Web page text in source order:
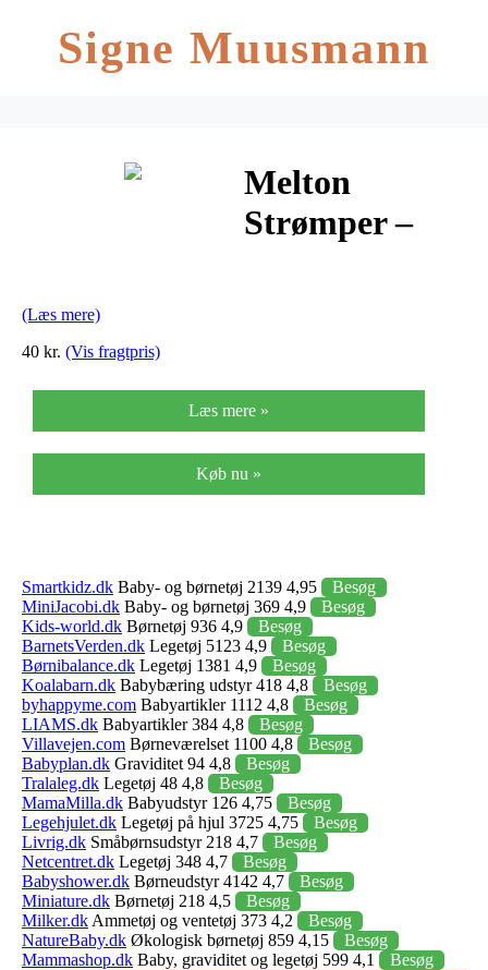
Signe Muusmann
Melton
Strømper –
(Læs mere)
40 kr. (Vis fragtpris)
Læs mere »
Køb nu »
Smartkidz.dk Baby- og børnetøj 2139 4,95
Besøg
MiniJacobi.dk Baby- og børnetøj 369 4,9
Besøg
Kids-world.dk Børnetøj 936 4,9
Besøg
BarnetsVerden.dk Legetøj 5123 4,9
Besøg
Børnibalance.dk Legetøj 1381 4,9
Besøg
Koalabarn.dk Babybæring udstyr 418 4,8
Besøg
byhappyme.com Babyartikler 1112 4,8
Besøg
LIAMS.dk Babyartikler 384 4,8
Besøg
Villavejen.com Børneværelset 1100 4,8
Besøg
Babyplan.dk Graviditet 94 4,8
Besøg
Tralaleg.dk Legetøj 48 4,8
Besøg
MamaMilla.dk Babyudstyr 126 4,75
Besøg
Legehjulet.dk Legetøj på hjul 3725 4,75
Besøg
Livrig.dk Småbørnsudstyr 218 4,7
Besøg
Netcentret.dk Legetøj 348 4,7
Besøg
Babyshower.dk Børneudstyr 4142 4,7
Besøg
Miniature.dk Børnetøj 218 4,5
Besøg
Milker.dk Ammetøj og ventetøj 373 4,2
Besøg
NatureBaby.dk Økologisk børnetøj 859 4,15
Besøg
Mammashop.dk Baby, graviditet og legetøj 599 4,1
Besøg